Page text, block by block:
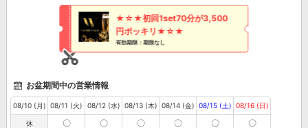
★☆★初回1set70分が3,500
円ポッキリ★☆★
有効期限：期限なし
お盆期間中の営業情報
08/10 (月)
休
08/11 (火)
〇
08/12 (水)
〇
08/13 (木)
〇
08/14 (金)
〇
08/15 (土)
〇
08/16 (日)
〇